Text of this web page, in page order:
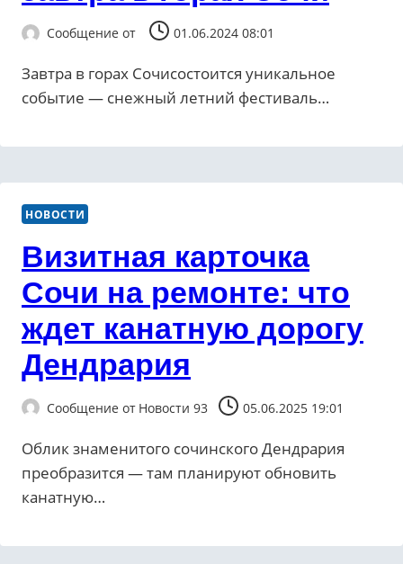
Сообщение от 01.06.2024 08:01
Завтра в горах Сочисостоится уникальное
событие — снежный летний фестиваль…
НОВОСТИ
Визитная карточка
Сочи на ремонте: что
ждет канатную дорогу
Дендрария
Сообщение от Новости 93 05.06.2025 19:01
Облик знаменитого сочинского Дендрария
преобразится — там планируют обновить
канатную…